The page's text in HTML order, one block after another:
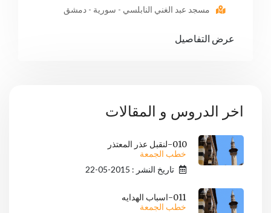
مسجد عبد الغني النابلسي - سورية - دمشق
عرض التفاصيل
اخر الدروس و المقالات
010-لنقبل عذر المعتذر
خطب الجمعة
تاريخ النشر : 2015-05-22
011-اسباب الهدايه
خطب الجمعة